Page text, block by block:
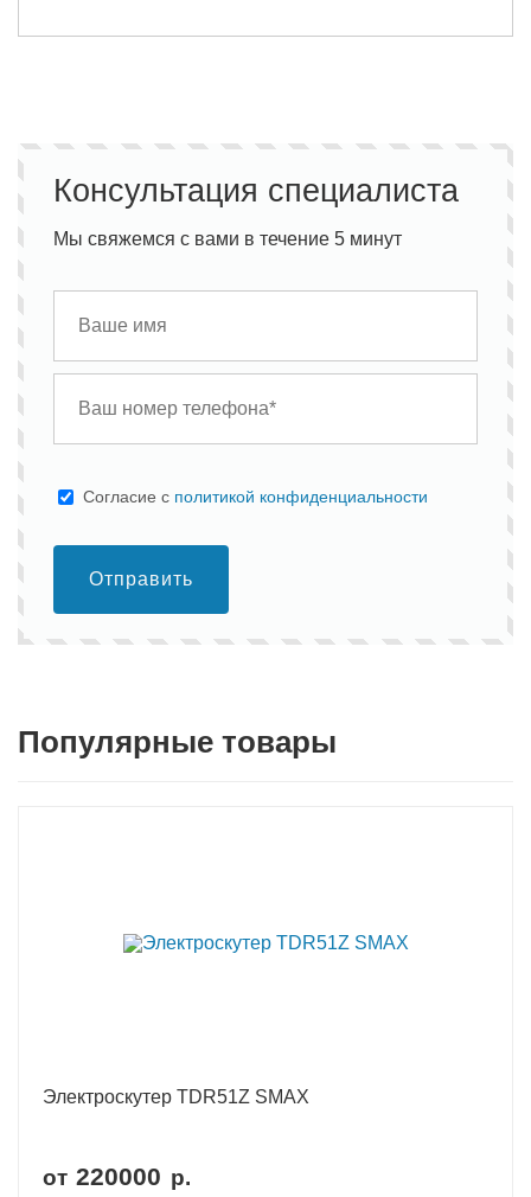
Консультация специалиста
Мы свяжемся с вами в течение 5 минут
Cогласие с политикой конфиденциальности
Отправить
Популярные товары
Электроскутер TDR51Z SMAX
от 220000 р.